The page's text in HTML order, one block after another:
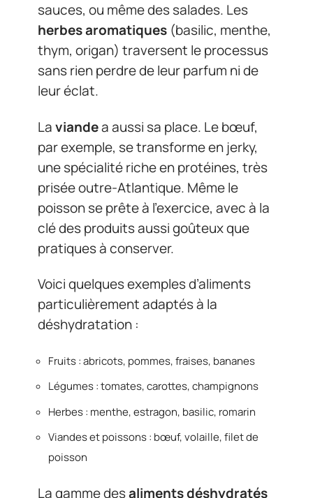
sauces, ou même des salades. Les
herbes aromatiques (basilic, menthe,
thym, origan) traversent le processus
sans rien perdre de leur parfum ni de
leur éclat.
Laviandea aussi sa place. Le bœuf,
par exemple, se transforme en jerky,
une spécialité riche en protéines, très
prisée outre-Atlantique. Même le
poisson se prête à l’exercice, avec à la
clé des produits aussi goûteux que
pratiques à conserver.
Voici quelques exemples d’aliments
particulièrement adaptés à la
déshydratation :
Fruits : abricots, pommes, fraises, bananes
Légumes : tomates, carottes, champignons
Herbes : menthe, estragon, basilic, romarin
Viandes et poissons : bœuf, volaille, filet de
poisson
La gamme desaliments déshydratés